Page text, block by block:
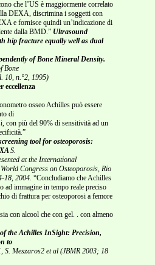
che l’US è maggiormente correlato
DEXA, discrimina i soggetti con
e fornisce quindi un’indicazione di
dalla BMD.” Ultrasound
hip fracture equally well as dual
of Bone Mineral Density.
Bone
10, n.°2, 1995)
eccellenza
osseo Achilles può essere
di
con più del 90% di sensitività ad un
tool for osteoporosis:
S.
at the International
Congress on Osteoporosis, Rio
18, 2004. “Concludiamo che Achilles
ad immagine in tempo reale preciso
di frattura per osteoporosi a femore
con alcool che con gel. . con almeno
the Achilles InSight: Precision,
to
S. Meszaros2 et al (JBMR 2003; 18